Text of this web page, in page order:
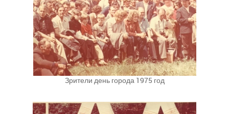
Зрители день города 1975 год